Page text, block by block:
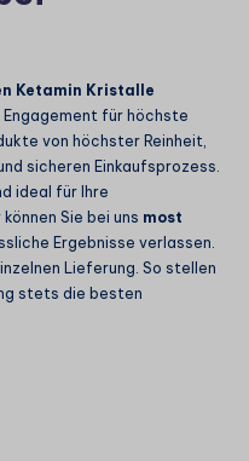
Ketamin Kristalle
für höchste
von höchster Reinheit,
sicheren Einkaufsprozess.
ideal für Ihre
Sie bei uns most
Ergebnisse verlassen.
Lieferung. So stellen
stets die besten